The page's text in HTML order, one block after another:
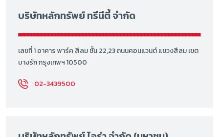
บริษัทหลักทรัพย์ ทรีนีตี้ จำกัด
เลขที่ 1 อาคาร พาร์ค สีลม ชั้น 22,23 ถนนคอนแวนต์ แขวงสีลม เขต
บางรัก กรุงเทพฯ 10500
02-3439500